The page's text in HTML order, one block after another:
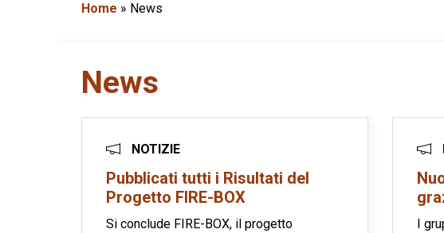
Home » News
News
NOTIZIE
Pubblicati tutti i Risultati del
Progetto FIRE-BOX
Si conclude FIRE-BOX, il progetto
I